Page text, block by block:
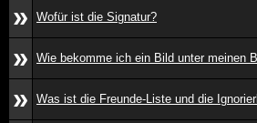
» Wofür ist die Signatur?
» Wie bekomme ich ein Bild unter meinen
» Was ist die Freunde-Liste und die